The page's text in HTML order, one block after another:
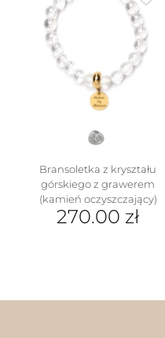
wariantów.
można
wybrać
na
stronie
produktu
Bransoletka z kryształu
górskiego z grawerem
(kamień oczyszczający)
270.00 zł